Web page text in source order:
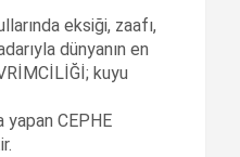
eksiği, zaafı,
dünyanın en
kuyu
yapan CEPHE